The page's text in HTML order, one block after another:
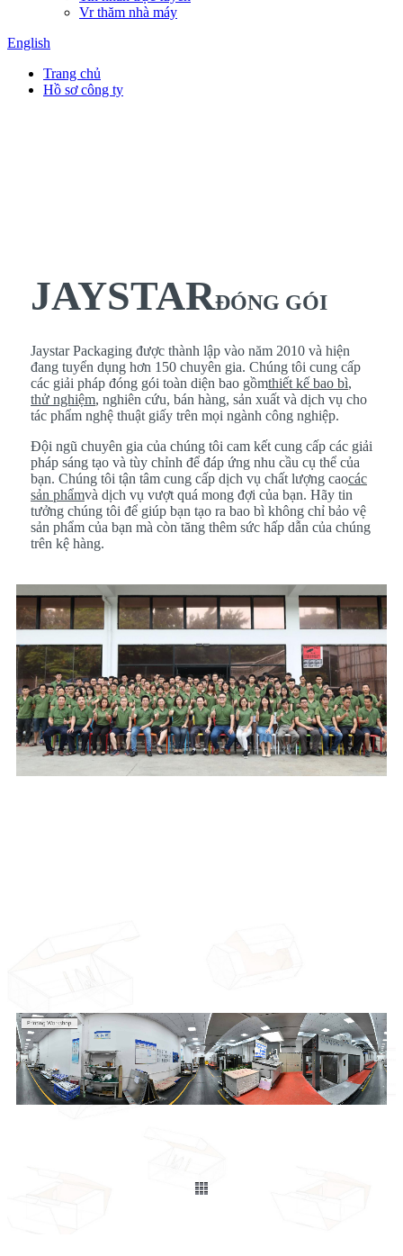
Vr thăm nhà máy
English
Trang chủ
Hồ sơ công ty
JAYSTARĐÓNG GÓI
Jaystar Packaging được thành lập vào năm 2010 và hiện
đang tuyển dụng hơn 150 chuyên gia. Chúng tôi cung cấp
các giải pháp đóng gói toàn diện bao gồmthiết kế bao bì,
thử nghiệm, nghiên cứu, bán hàng, sản xuất và dịch vụ cho
tác phẩm nghệ thuật giấy trên mọi ngành công nghiệp.
Đội ngũ chuyên gia của chúng tôi cam kết cung cấp các giải
pháp sáng tạo và tùy chỉnh để đáp ứng nhu cầu cụ thể của
bạn. Chúng tôi tận tâm cung cấp dịch vụ chất lượng caocác
sản phẩmvà dịch vụ vượt quá mong đợi của bạn. Hãy tin
tưởng chúng tôi để giúp bạn tạo ra bao bì không chỉ bảo vệ
sản phẩm của bạn mà còn tăng thêm sức hấp dẫn của chúng
trên kệ hàng.